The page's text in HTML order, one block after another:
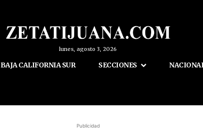
lunes, agosto 3, 2026
BAJA CALIFORNIA SUR SECCIONES
Publicidad